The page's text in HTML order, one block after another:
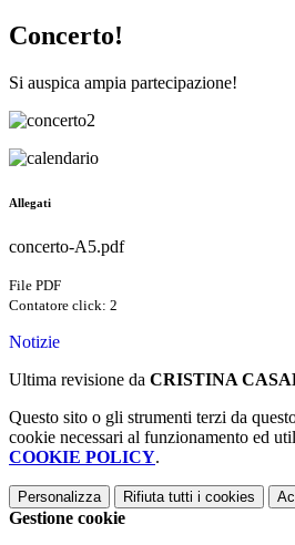
Concerto!
Si auspica ampia partecipazione!
Allegati
concerto-A5.pdf
File PDF
Contatore click: 2
Notizie
Ultima revisione da CRISTINA
Questo sito o gli strumenti terzi da
cookie necessari al funzionamento ed
COOKIE POLICY.
Personalizza Rifiuta tutti i cookies
Gestione cookie